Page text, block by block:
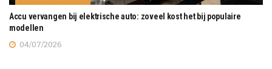
Accu vervangen bij elektrische auto: zoveel kost het bij populaire
modellen
04/07/2026